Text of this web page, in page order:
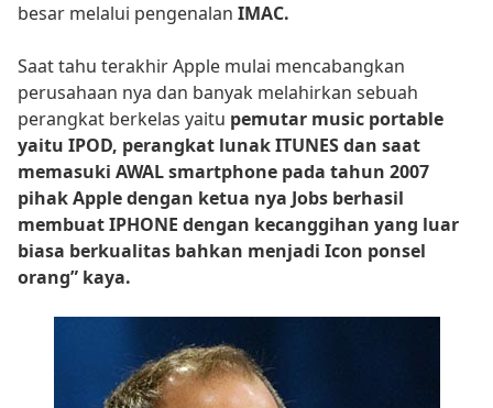
besar melalui pengenalan IMAC.
Saat tahu terakhir Apple mulai mencabangkan
perusahaan nya dan banyak melahirkan sebuah
perangkat berkelas yaitu pemutar music portable
yaitu IPOD, perangkat lunak ITUNES dan saat
memasuki AWAL smartphone pada tahun 2007
pihak Apple dengan ketua nya Jobs berhasil
membuat IPHONE dengan kecanggihan yang luar
biasa berkualitas bahkan menjadi Icon ponsel
orang” kaya.